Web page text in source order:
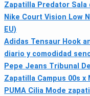
Zapatilla Predator Sala
Nike Court Vision Low
EU)
Adidas Tensaur Hook
diario y comodidad
Pepe Jeans Tribunal
Zapatilla Campus 00s
PUMA Cilia Mode